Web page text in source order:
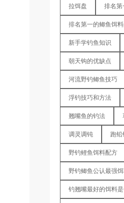
拉饵盘 排名第
排名第一的鲫鱼饵
新手学钓鱼知识
朝天钩的优缺点
河流野钓鲫鱼技巧
浮钓技巧和方法
翘嘴鱼的钓法
调灵调钝 跑
野钓鲤鱼饵料配方
野钓鲫鱼公认最强
钓翘嘴最好的饵料